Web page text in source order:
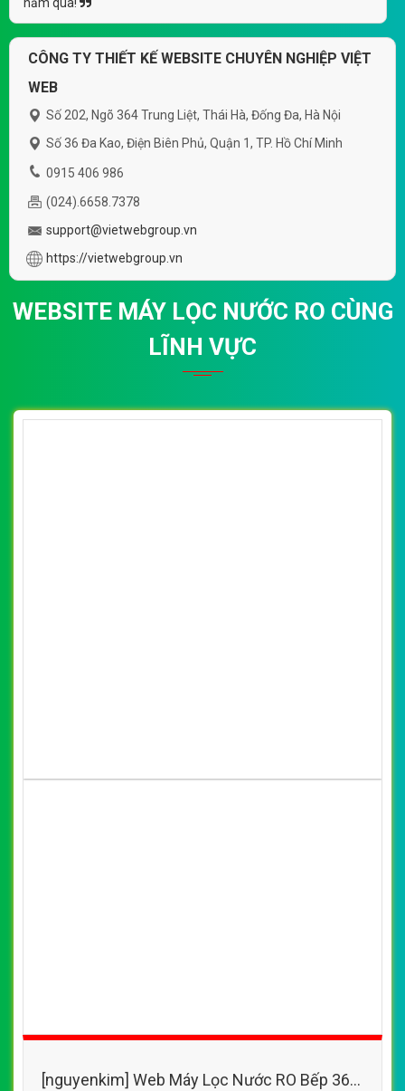
CÔNG TY THIẾT KẾ WEBSITE CHUYÊN NGHIỆP VIỆT
WEB
Số 202, Ngõ 364 Trung Liệt, Thái Hà, Đống Đa, Hà Nội
Số 36 Đa Kao, Điện Biên Phủ, Quận 1, TP. Hồ Chí Minh
0915 406 986
(024).6658.7378
support@vietwebgroup.vn
https://vietwebgroup.vn
WEBSITE MÁY LỌC NƯỚC RO CÙNG
LĨNH VỰC
[nguyenkim] Web Máy Lọc Nước RO Bếp 365